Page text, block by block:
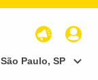
São Paulo, SP